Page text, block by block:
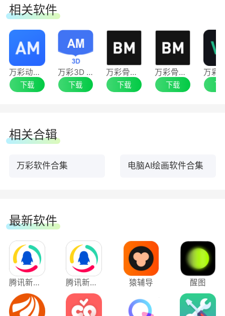
新增功能
1. AI绘图：优化部分风格模型(包含皮克斯、扁
平插画、写实、3D渲染、中国彩墨、唯美日漫、
自由风格、油画质感、梵高、平涂绘本)，提高图
片生成质量
国风插画)
3. AI绘图：支持在生成后图片的基础上再次放
修复bug
1. 帧动画：修复了保存工程后重新打开图片素
材丢失的问题
2. 帧动画、矢量图编辑：修复了更改画布尺寸
相关软件
万彩动画大师64位
下载
万彩3D 64位
下载
万彩骨骼大师64位
下载
万彩骨骼大师32位
下载 下
相关合辑
万彩软件合集 电脑AI绘画软件合集
最新软件
腾讯新闻应用电脑版 腾讯新闻电脑版 猿辅导 醒图